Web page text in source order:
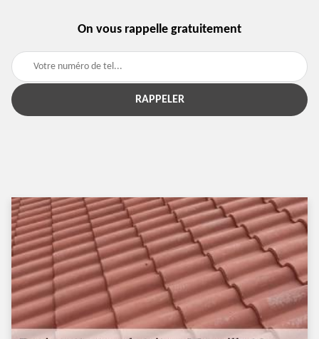
On vous rappelle gratuitement